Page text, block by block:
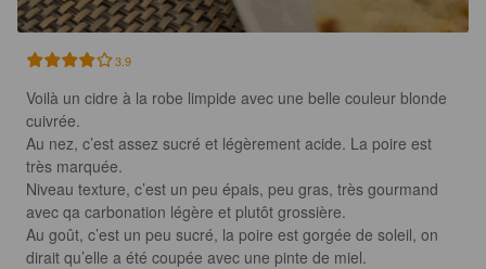
3.9
Voilà un cidre à la robe limpide avec une belle couleur blonde
cuivrée.
Au nez, c’est assez sucré et légèrement acide. La poire est
très marquée.
Niveau texture, c’est un peu épais, peu gras, très gourmand
avec qa carbonation légère et plutôt grossière.
Au goût, c’est un peu sucré, la poire est gorgée de soleil, on
dirait qu’elle a été coupée avec une pinte de miel.